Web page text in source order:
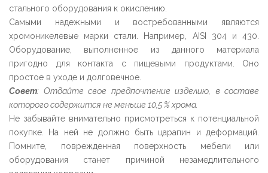
стального оборудования к окислению.
Самыми надежными и востребованными являются
хромоникелевые марки стали. Например, AISI 304 и 430.
Оборудование, выполненное из данного материала
пригодно для контакта с пищевыми продуктами. Оно
простое в уходе и долговечное.
Совет: Отдайте свое предпочтение изделию, в составе
которого содержится не меньше 10,5 % хрома.
Не забывайте внимательно присмотреться к потенциальной
покупке. На ней не должно быть царапин и деформаций.
Помните, поврежденная поверхность мебели или
оборудования станет причиной незамедлительного